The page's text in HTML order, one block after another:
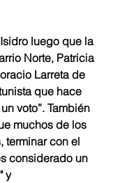
luego que la
Norte, Patricia
Larreta de
que hace
voto”. También
muchos de los
terminar con el
considerado un
y